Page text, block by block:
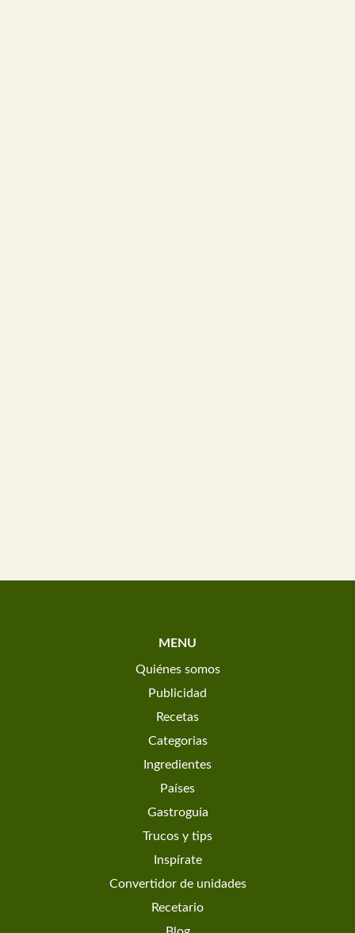
MENU
Quiénes somos
Publicidad
Recetas
Categorias
Ingredientes
Países
Gastroguía
Trucos y tips
Inspírate
Convertidor de unidades
Recetario